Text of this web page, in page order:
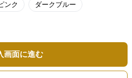
ンク ダークブルー
画面に進む